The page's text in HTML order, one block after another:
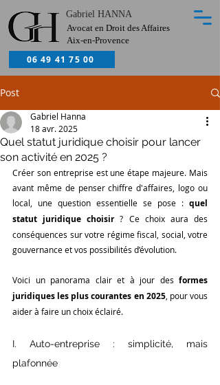
Gabriel HANNA
06 49 41 75 00
Avocat en Droit des Affaires
Aix-en-Provence
Post
Quel statut juridique choisir pour lancer
son activité en 2025 ?
Gabriel Hanna
18 avr. 2025
Créer son entreprise est une étape majeure. Mais
avant même de penser chiffre d'affaires, logo ou
local, une question essentielle se pose : quel
statut juridique choisir ? Ce choix aura des
conséquences sur votre régime fiscal, social, votre
gouvernance et vos possibilités d’évolution.
Voici un panorama clair et à jour des formes
juridiques les plus courantes en 2025, pour vous
aider à faire un choix éclairé.
I. Auto-entreprise : simplicité, mais
plafonnée